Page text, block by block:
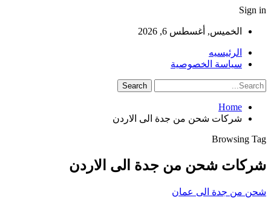
Sign in
الخميس, أغسطس 6, 2026
الرئيسيه
سياسة الخصوصية
Home
شركات شحن من جدة الى الاردن
Browsing Tag
شركات شحن من جدة الى الاردن
شحن من جدة الى عمان